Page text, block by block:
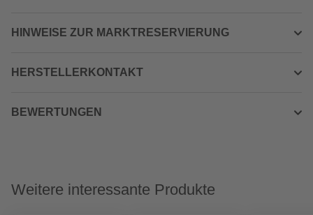
HINWEISE ZUR MARKTRESERVIERUNG
HERSTELLERKONTAKT
BEWERTUNGEN
Weitere interessante Produkte